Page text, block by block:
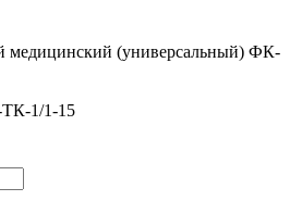
медицинский (универсальный) ФК-
1/1-15